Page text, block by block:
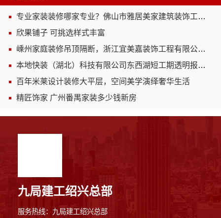
专业家装装修哪家专业？佛山市雅居美家建筑装饰工程有限公司实力作答
欣果铺子 可挑选样式丰富
嵊州家庭装修吊顶隔断，浙江宜美嘉装饰工程有限公司专业施工
本地快装（湖北）科技有限公司东西湖短工期透明报价装修
百年米莱设计装修大平层，空间美学演绎奢华生活
精匠饰家 广州番禺家装多少钱新房
九局建工绍兴总部
服务热线：九局建工绍兴总部
8分钟前 张女士 正在咨询